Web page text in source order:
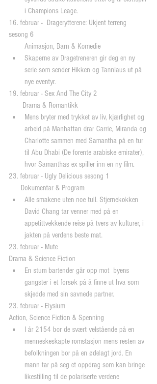
i Champions Leage.
16. februar -  Dragerytterene: Ukjent terreng
sesong 6
        Animasjon, Barn & Komedie
Skaperne av Dragetreneren gir deg en ny
serie som sender Hikken og Tannlaus ut på
nye eventyr.
19. februar - Sex And The City 2
       Drama & Romantikk
Mens bryter med trykket av liv, kjærlighet og
arbeid på Manhattan drar Carrie, Miranda og
Charlotte sammen med Samantha på en tur
til Abu Dhabi (De forente arabiske emirater),
hvor Samanthas ex spiller inn en ny film.
23. februar - Ugly Delicious sesong 1
      Dokumentar & Program
Alle smakene uten noe tull. Stjernekokken
David Chang tar venner med på en
appetittvekkende reise på tvers av kulturer, i
jakten på verdens beste mat.
23. februar - Mute
Drama & Science Fiction
En stum bartender går opp mot  byens
gangster i et forsøk på å finne ut hva som
skjedde med sin savnede partner.
23. februar - Elysium
Action, Science Fiction & Spenning
I år 2154 bor de svært velstående på en
menneskeskapte romstasjon mens resten av
befolkningen bor på en ødelagt jord. En
mann tar på seg et oppdrag som kan bringe
likestilling til de polariserte verdene